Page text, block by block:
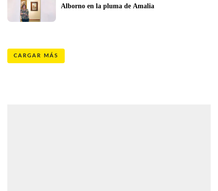
Alborno en la pluma de Amalia
CARGAR MÁS